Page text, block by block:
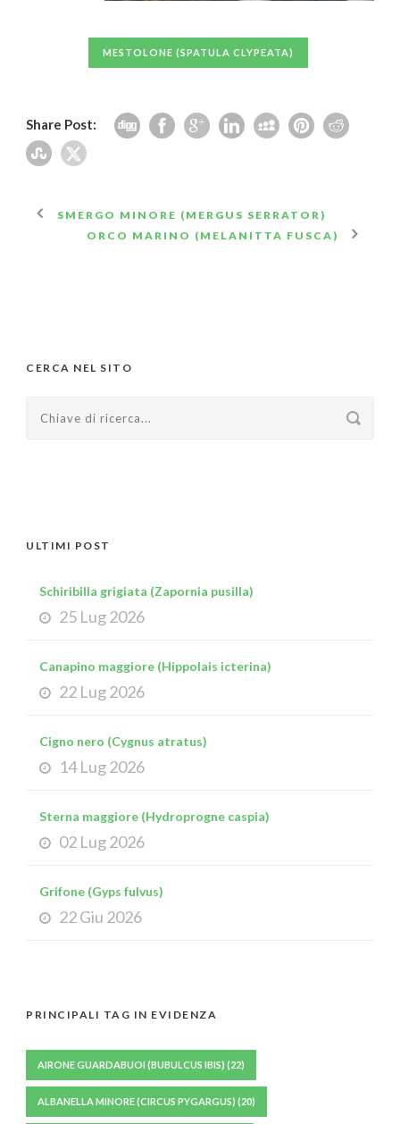
MESTOLONE (SPATULA CLYPEATA)
Share Post:
SMERGO MINORE (MERGUS SERRATOR)
ORCO MARINO (MELANITTA FUSCA)
CERCA NEL SITO
ULTIMI POST
Schiribilla grigiata (Zapornia pusilla)
25 Lug 2026
Canapino maggiore (Hippolais icterina)
22 Lug 2026
Cigno nero (Cygnus atratus)
14 Lug 2026
Sterna maggiore (Hydroprogne caspia)
02 Lug 2026
Grifone (Gyps fulvus)
22 Giu 2026
PRINCIPALI TAG IN EVIDENZA
AIRONE GUARDABUOI (BUBULCUS IBIS) (22)
ALBANELLA MINORE (CIRCUS PYGARGUS) (20)